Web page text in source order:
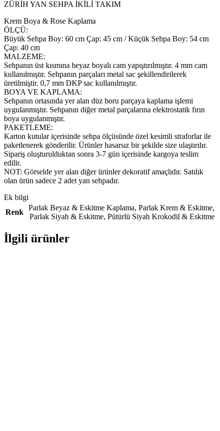
ZÜRİH YAN SEHPA İKİLİ TAKIM
Krem Boya & Rose Kaplama
ÖLÇÜ:
Büyük Sehpa Boy: 60 cm Çap: 45 cm / Küçük Sehpa Boy: 54 cm
Çap: 40 cm
MALZEME:
Sehpanın üst kısmına beyaz boyalı cam yapıştırılmıştır. 4 mm cam
kullanılmıştır. Sehpanın parçaları metal sac şekillendirilerek
üretilmiştir. 0,7 mm DKP sac kullanılmıştır.
BOYA VE KAPLAMA:
Sehpanın ortasında yer alan düz boru parçaya kaplama işlemi
uygulanmıştır. Sehpanın diğer metal parçalarına elektrostatik fırın
boya uygulanmıştır.
PAKETLEME:
Karton kutular içerisinde sehpa ölçüsünde özel kesimli straforlar ile
paketlenerek gönderilir. Ürünler hasarsız bir şekilde size ulaştırılır.
Sipariş oluşturulduktan sonra 3-7 gün içerisinde kargoya teslim
edilir.
NOT: Görselde yer alan diğer ürünler dekoratif amaçlıdır. Satılık
olan ürün sadece 2 adet yan sehpadır.
Ek bilgi
Renk
Parlak Beyaz & Eskitme Kaplama, Parlak Krem & Eskitme,
Parlak Siyah & Eskitme, Pütürlü Siyah Krokodil & Eskitme
İlgili ürünler